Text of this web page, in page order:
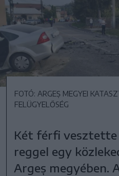
FOTÓ: ARGEȘ MEGYEI
FELÜGYELŐSÉG
Két férfi
reggel egy
Argeș megyében.